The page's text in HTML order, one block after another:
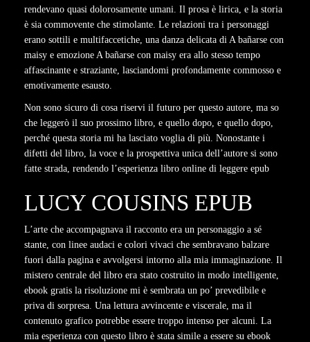
rendevano quasi dolorosamente umani. Il prosa è lirica, e la storia
è sia commovente che stimolante. Le relazioni tra i personaggi
erano sottili e multifaccetiche, una danza delicata di A bañarse con
maisy e emozione A bañarse con maisy era allo stesso tempo
affascinante e straziante, lasciandomi profondamente commosso e
emotivamente esausto.
Non sono sicuro di cosa riservi il futuro per questo autore, ma so
che leggerò il suo prossimo libro, e quello dopo, e quello dopo,
perché questa storia mi ha lasciato voglia di più. Nonostante i
difetti del libro, la voce e la prospettiva unica dell’autore si sono
fatte strada, rendendo l’esperienza libro online di leggere epub
LUCY COUSINS EPUB
L’arte che accompagnava il racconto era un personaggio a sé
stante, con linee audaci e colori vivaci che sembravano balzare
fuori dalla pagina e avvolgersi intorno alla mia immaginazione. Il
mistero centrale del libro era stato costruito in modo intelligente,
ebook gratis la risoluzione mi è sembrata un po’ prevedibile e
priva di sorpresa. Una lettura avvincente e viscerale, ma il
contenuto grafico potrebbe essere troppo intenso per alcuni. La
mia esperienza con questo libro è stata simile a essere su ebook